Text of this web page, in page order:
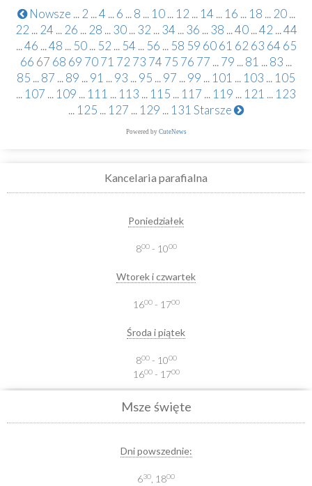
Nowsze ... 2 ...4 ... 6 ... 8 ... 10 ... 12 ... 14 ... 16 ... 18 ... 20 ...
22 ... 24 ... 26 ... 28 ... 30 ... 32 ... 34 ... 36 ... 38 ...40 ...42 ...44
...46 ...48 ... 50 ... 52 ... 54 ... 56 ... 58 59 60 61 62 63 64 65
66 67 68 69 7071 72 73 74 75 76 77 ...79 ...81 ...83 ...
85 ...87 ...89 ...91 ...93 ...95 ...97 ...99 ... 101 ... 103 ... 105
... 107 ... 109 ... 111 ... 113 ... 115 ... 117 ... 119 ... 121 ... 123
... 125 ... 127 ... 129 ... 131 Starsze
Powered by CuteNews
Kancelaria parafialna
Poniedziałek
800- 1000
Wtorek i czwartek
1600- 1700
Środa i piątek
800- 1000
1600- 1700
Msze święte
Dni powszednie:
630 , 1800